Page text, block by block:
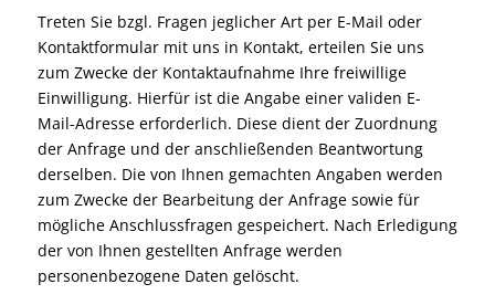
Treten Sie bzgl. Fragen jeglicher Art per E-Mail oder
Kontaktformular mit uns in Kontakt, erteilen Sie uns
zum Zwecke der Kontaktaufnahme Ihre freiwillige
Einwilligung. Hierfür ist die Angabe einer validen E-
Mail-Adresse erforderlich. Diese dient der Zuordnung
der Anfrage und der anschließenden Beantwortung
derselben. Die von Ihnen gemachten Angaben werden
zum Zwecke der Bearbeitung der Anfrage sowie für
mögliche Anschlussfragen gespeichert. Nach Erledigung
der von Ihnen gestellten Anfrage werden
personenbezogene Daten gelöscht.